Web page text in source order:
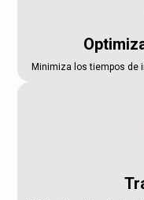
Minimiza los tiempos de